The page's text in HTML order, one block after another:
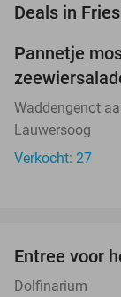
Deals in
TODAY
Pannetje
Waddengenot
Lauwersoog
Verkocht: 27
Entree voor
Dolfinarium